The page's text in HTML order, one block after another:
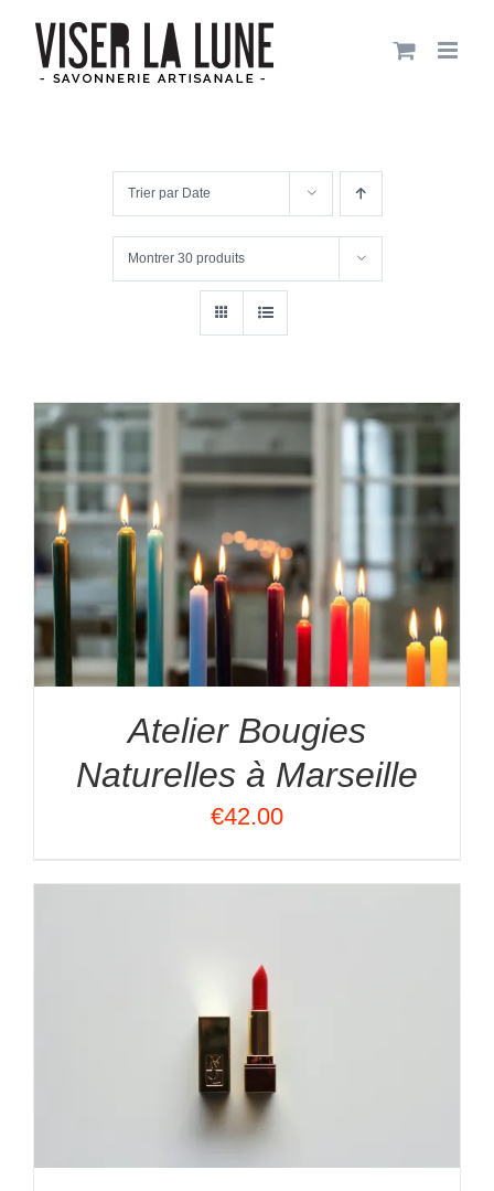
Passer
Trier par Date
Montrer 30 produits
Atelier Bougies
Naturelles à Marseille
€42.00